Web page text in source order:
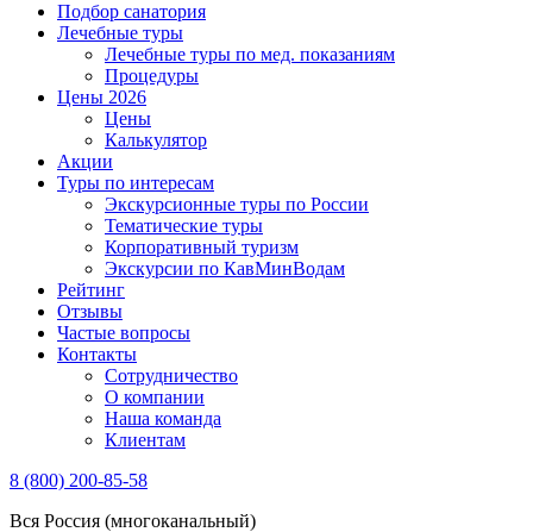
Подбор санатория
Лечебные туры
Лечебные туры по мед. показаниям
Процедуры
Цены 2026
Цены
Калькулятор
Акции
Туры по интересам
Экскурсионные туры по России
Тематические туры
Корпоративный туризм
Экскурсии по КавМинВодам
Рейтинг
Отзывы
Частые вопросы
Контакты
Сотрудничество
О компании
Наша команда
Клиентам
8 (800) 200-85-58
Вся Россия (многоканальный)